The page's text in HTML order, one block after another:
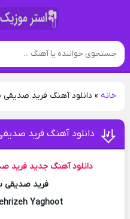
خانه» دانلود آهنگ فرید صدیقی
دانلود آهنگ فرید
دانلود آهنگ جدید فرید
فرید صدیقی
Yaghoot